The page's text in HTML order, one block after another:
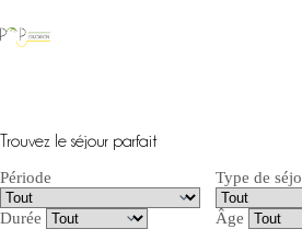
au
contenu
Trouvez le séjour parfait
Période
Durée
Type de
Âge